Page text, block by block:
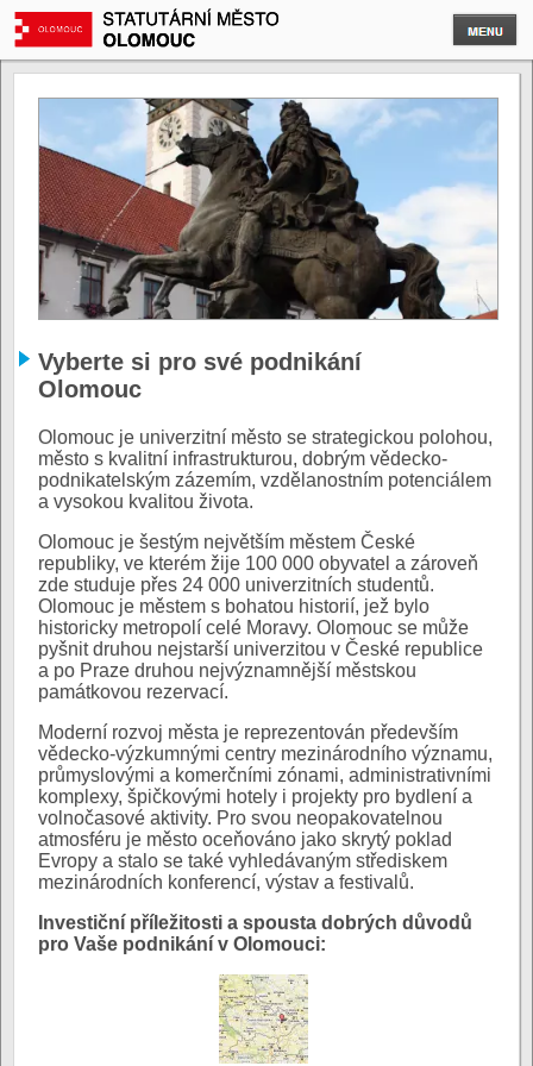
Vyberte si pro své podnikání
Olomouc
Olomouc je univerzitní město se strategickou polohou,
město s kvalitní infrastrukturou, dobrým vědecko-
podnikatelským zázemím, vzdělanostním potenciálem
a vysokou kvalitou života.
Olomouc je šestým největším městem České
republiky, ve kterém žije 100 000 obyvatel a zároveň
zde studuje přes 24 000 univerzitních studentů.
Olomouc je městem s bohatou historií, jež bylo
historicky metropolí celé Moravy. Olomouc se může
pyšnit druhou nejstarší univerzitou v České republice
a po Praze druhou nejvýznamnější městskou
památkovou rezervací.
Moderní rozvoj města je reprezentován především
vědecko-výzkumnými centry mezinárodního významu,
průmyslovými a komerčními zónami, administrativními
komplexy, špičkovými hotely i projekty pro bydlení a
volnočasové aktivity. Pro svou neopakovatelnou
atmosféru je město oceňováno jako skrytý poklad
Evropy a stalo se také vyhledávaným střediskem
mezinárodních konferencí, výstav a festivalů.
Investiční příležitosti a spousta dobrých důvodů
pro Vaše podnikání v Olomouci: